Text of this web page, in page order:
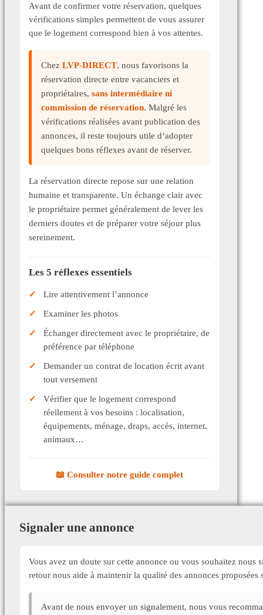
Avant de confirmer votre réservation, quelques
vérifications simples permettent de vous assurer
que le logement correspond bien à vos attentes.
Chez LVP-DIRECT, nous favorisons la
réservation directe entre vacanciers et
propriétaires, sans intermédiaire ni
commission de réservation. Malgré les
vérifications réalisées avant publication des
annonces, il reste toujours utile d’adopter
quelques bons réflexes avant de réserver.
La réservation directe repose sur une relation
humaine et transparente. Un échange clair avec
le propriétaire permet généralement de lever les
derniers doutes et de préparer votre séjour plus
sereinement.
Les 5 réflexes essentiels
Lire attentivement l’annonce
Examiner les photos
Échanger directement avec le propriétaire, de
préférence par téléphone
Demander un contrat de location écrit avant
tout versement
Vérifier que le logement correspond
réellement à vos besoins : localisation,
équipements, ménage, draps, accès, internet,
animaux…
📖 Consulter notre guide complet
Signaler une annonce
Vous avez un doute sur cette annonce ou vous souhaitez
retour nous aide à maintenir la qualité des annonces proposées
Avant de nous envoyer un signalement, nous vous